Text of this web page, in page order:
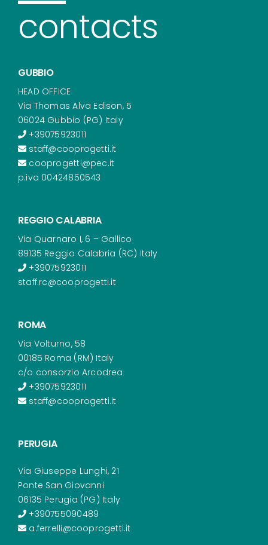
contacts
GUBBIO
HEAD OFFICE
Via Thomas Alva Edison, 5
06024 Gubbio (PG) Italy
+39075923011
staff@cooprogetti.it
cooprogetti@pec.it
p.iva 00424850543
REGGIO CALABRIA
Via Quarnaro I, 6 – Gallico
89135 Reggio Calabria (RC) Italy
+39075923011
staff.rc@cooprogetti.it
ROMA
Via Volturno, 58
00185 Roma (RM) Italy
c/o consorzio Arcodrea
+39075923011
staff@cooprogetti.it
PERUGIA
Via Giuseppe Lunghi, 21
Ponte San Giovanni
06135 Perugia (PG) Italy
+390755090489
a.ferrelli@cooprogetti.it